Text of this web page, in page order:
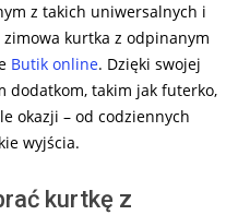
z takich uniwersalnych i
kurtka z odpinanym
Butik online. Dzięki swojej
dodatkom, takim jak futerko,
okazji – od codziennych
wyjścia.
kurtkę z